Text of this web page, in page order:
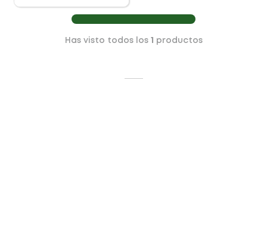
Has visto todos los productos